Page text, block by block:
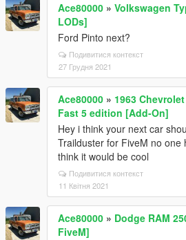
Ace80000 » Volkswagen
LODs]
Ford Pinto next?
Подивитися контекст
27 Грудня 2021
Ace80000 » 1963
Fast 5 edition [Add-On]
Hey i think your next car
Trailduster for FiveM no one
think it would be cool
Подивитися контекст
11 Квітня 2021
Ace80000 » Dodge RAM
FiveM]